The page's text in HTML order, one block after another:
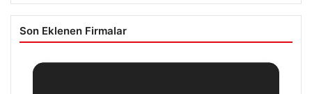
Son Eklenen Firmalar